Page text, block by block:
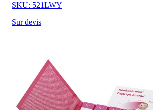
SKU: 521LWY
Sur devis